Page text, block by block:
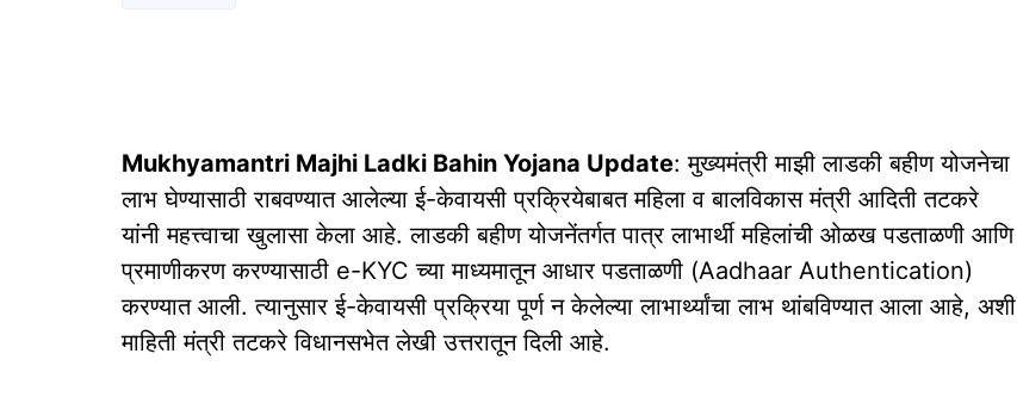
Mukhyamantri Majhi Ladki Bahin Yojana Update: मुख्यमंत्री माझी लाडकी बहीण योजनेचा
लाभ घेण्यासाठी राबवण्यात आलेल्या ई-केवायसी प्रक्रियेबाबत महिला व बालविकास मंत्री आदिती तटकरे
यांनी महत्त्वाचा खुलासा केला आहे. लाडकी बहीण योजनेंतर्गत पात्र लाभार्थी महिलांची ओळख पडताळणी आणि
प्रमाणीकरण करण्यासाठी e-KYC च्या माध्यमातून आधार पडताळणी (Aadhaar Authentication)
करण्यात आली. त्यानुसार ई-केवायसी प्रक्रिया पूर्ण न केलेल्या लाभार्थ्यांचा लाभ थांबविण्यात आला आहे, अशी
माहिती मंत्री तटकरे विधानसभेत लेखी उत्तरातून दिली आहे.